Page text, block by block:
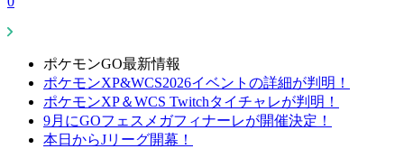
ポケモンGO最新情報
ポケモンXP&WCS2026イベントの詳細が判明！
ポケモンXP＆WCS Twitchタイチャレが判明！
9月にGOフェスメガフィナーレが開催決定！
本日からJリーグ開幕！